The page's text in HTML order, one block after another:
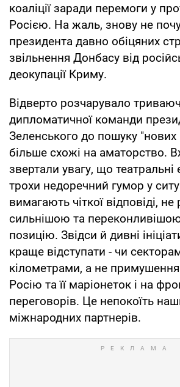
коаліції заради перемоги у
Росією. На жаль, знову не
президента давно обіцяних
звільнення Донбасу від
деокупації Криму.
Відверто розчарувало
дипломатичної команди
Зеленського до пошуку "нових
більше схожі на аматорство.
звертали увагу, що театральні
трохи недоречний гумор у
вимагають чіткої відповіді,
сильнішою та переконливішою
позицію. Звідси й дивні
краще відступати - чи
кілометрами, а не примушення
Росію та її маріонеток і на
переговорів. Це непокоїть
міжнародних партнерів.